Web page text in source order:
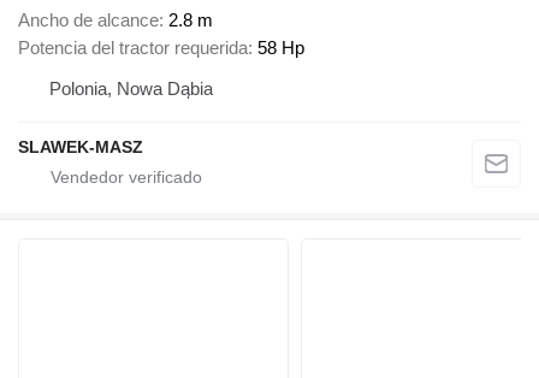
Ancho de alcance 2.8 m
Potencia del tractor requerida 58 Hp
Polonia, Nowa Dąbia
SLAWEK-MASZ